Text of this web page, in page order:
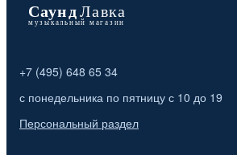
+7 (495) 648 65 34
с понедельника по пятницу с 10 до 19
Персональный раздел